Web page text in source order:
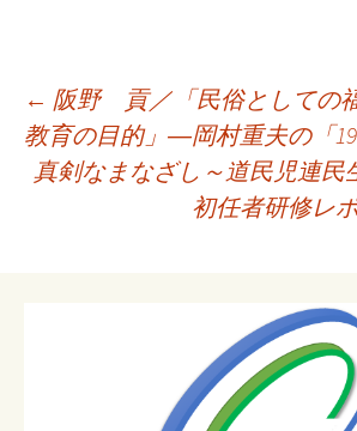
← 阪野 貢／「民俗としての
教育の目的」―岡村重夫の「
真剣なまなざし～道民児連民
初任者研修レ